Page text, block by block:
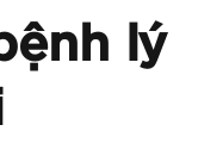
lý